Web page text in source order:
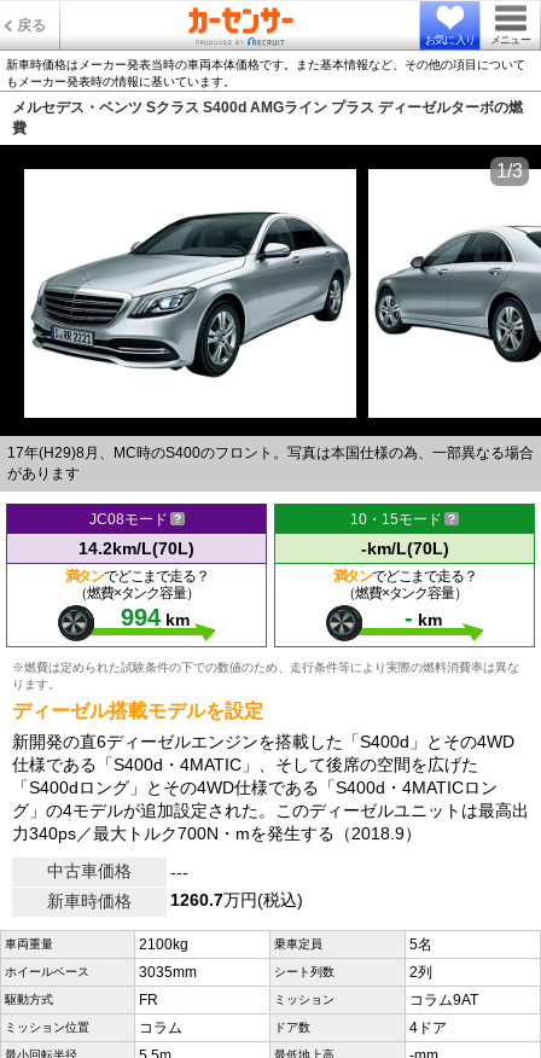
戻る
お気に入り メニュー
新車時価格はメーカー発表当時の車両本体価格です。また基本情報など、その他の項目について
もメーカー発表時の情報に基いています。
メルセデス・ベンツ Sクラス S400d AMGライン プラス ディーゼルターボの燃
費
17年(H29)8月、MC時のS400のフロント。写真は本国仕様の為、一部異なる場合
があります
1/3
JC08モード
14.2km/L(70L)
満タンでどこまで走る？
（燃費×タンク容量）
994 km
10・15モード
-km/L(70L)
満タンでどこまで走る？
（燃費×タンク容量）
- km
※燃費は定められた試験条件の下での数値のため、走行条件等により実際の燃料消費率は異な
ります。
ディーゼル搭載モデルを設定
新開発の直6ディーゼルエンジンを搭載した「S400d」とその4WD
仕様である「S400d・4MATIC」、そして後席の空間を広げた
「S400dロング」とその4WD仕様である「S400d・4MATICロン
グ」の4モデルが追加設定された。このディーゼルユニットは最高出
力340ps／最大トルク700N・mを発生する（2018.9）
中古車価格
---
新車時価格
1260.7万円(税込)
車両重量 2100kg 乗車定員 5名
ホイールベース 3035mm シート列数 2列
駆動方式 FR ミッション コラム9AT
ミッション位置 コラム ドア数 4ドア
最小回転半径 最低地上高